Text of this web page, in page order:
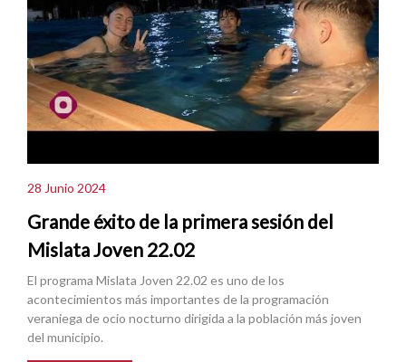
28 Junio 2024
Grande éxito de la primera sesión del
Mislata Joven 22.02
El programa Mislata Joven 22.02 es uno de los
acontecimientos más importantes de la programación
veraniega de ocio nocturno dirigida a la población más joven
del municipio.